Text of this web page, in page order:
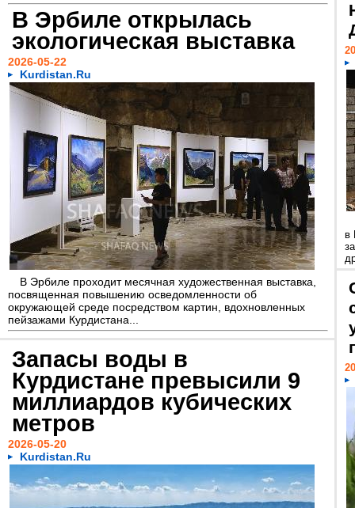
В Эрбиле открылась
экологическая выставка
2026-05-22
Kurdistan.Ru
В Эрбиле проходит месячная художественная выставка,
посвященная повышению осведомленности об
окружающей среде посредством картин, вдохновленных
пейзажами Курдистана...
Запасы воды в
Курдистане превысили 9
миллиардов кубических
метров
2026-05-20
Kurdistan.Ru
в